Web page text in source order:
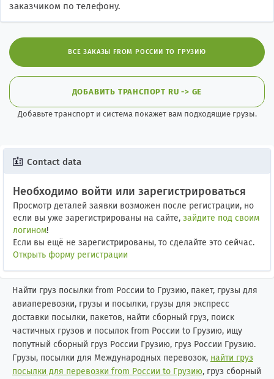
заказчиком по телефону.
ВСЕ ЗАКАЗЫ FROM РОССИИ TO ГРУЗИЮ
ДОБАВИТЬ ТРАНСПОРТ RU -> GE
Добавьте транспорт и система покажет вам подходящие грузы.
Contact data
Необходимо войти или зарегистрироваться
Просмотр деталей заявки возможен после регистрации, но
если вы уже зарегистрированы на сайте, зайдите под своим
логином!
Если вы ещё не зарегистрированы, то сделайте это сейчас.
Открыть форму регистрации
Найти груз посылки from России to Грузию, пакет, грузы для
авиаперевозки, грузы и посылки, грузы для экспресс
доставки посылки, пакетов, найти сборный груз, поиск
частичных грузов и посылок from России to Грузию, ищу
попутный сборный груз России Грузию, груз России Грузию.
Грузы, посылки для Международных перевозок, найти груз
посылки для перевозки from России to Грузию, груз сборный